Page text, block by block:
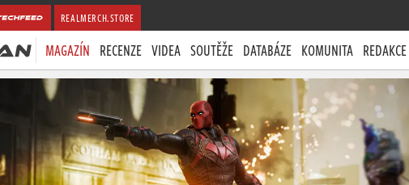
REALMERCH.STORE
MAGAZÍN RECENZE VIDEA SOUTĚŽE DATABÁZE KOMUNITA REDAKCE